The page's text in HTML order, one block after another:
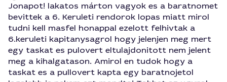
Jonapot! lakatos márton vagyok es a baratnomet
bevittek a 6. Keruleti rendorok lopas miatt mirol
tudni kell masfel honappal ezelott felhivtak a
6.keruleti kapitanysagrol hogy jelenjen meg mert
egy taskat es pulovert eltulajdonitott nem jelent
meg a kihalgatason. Amirol en tudok hogy a
taskat es a pullovert kapta egy baratnojetol